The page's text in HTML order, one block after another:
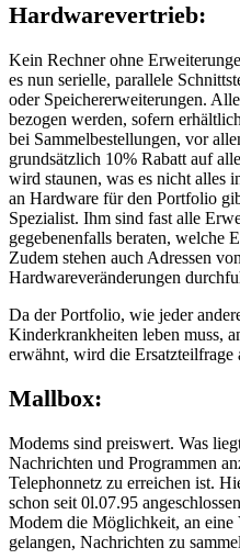
Hardwarevertrieb:
Kein Rechner ohne
es nun serielle, parallele
oder Speichererweiterungen.
bezogen werden, sofern
bei Sammelbestellungen, vor
grundsätzlich 10% Rabatt auf
wird staunen, was es nicht alles
an Hardware für den Portfolio
Spezialist. Ihm sind fast alle
gegebenenfalls beraten, welche
Zudem stehen auch Adressen
Hardwareveränderungen
Da der Portfolio, wie jeder
Kinderkrankheiten leben muss,
erwähnt, wird die Ersatzteilfrage
Mallbox:
Modems sind preiswert. Was
Nachrichten und Programmen
Telephonnetz zu erreichen ist.
schon seit 0l.07.95
Modem die Möglichkeit, an eine
gelangen, Nachrichten zu